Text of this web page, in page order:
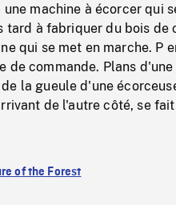
machine à écorcer qui
tard à fabriquer du bois
qui se met en marche. P
de commande. Plans
la gueule d'une
de l'autre côté, se
of the Forest